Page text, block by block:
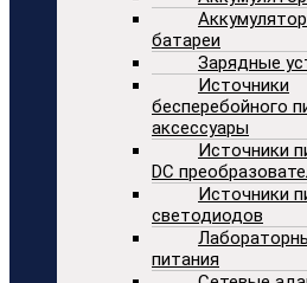
батареи
Зарядные
Источники
бесперебойного
аксессуары
Источники
DC
Источники
светодиодов
питания